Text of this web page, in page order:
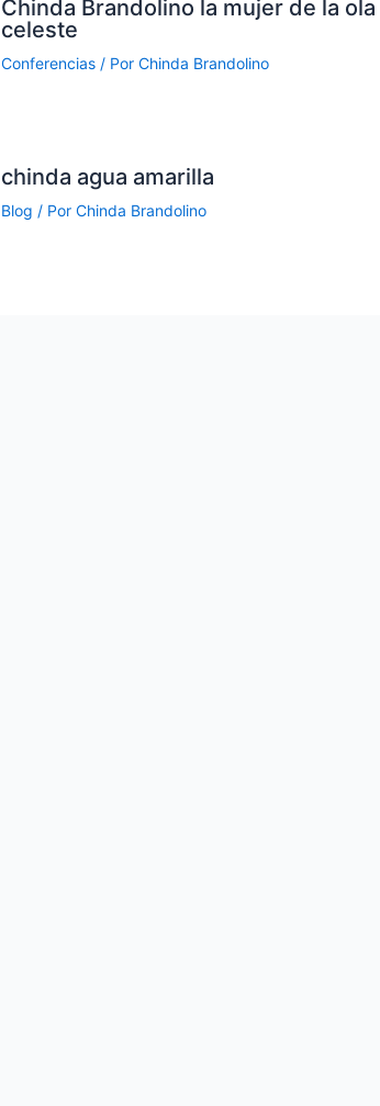
Chinda Brandolino la mujer de la ola
celeste
Conferencias/ Por Chinda Brandolino
chinda agua amarilla
Blog / Por Chinda Brandolino